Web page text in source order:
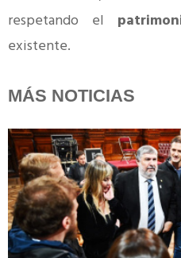
respetando el
existente.
MÁS NOTICIAS